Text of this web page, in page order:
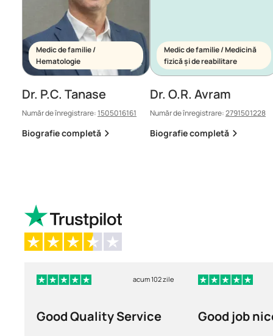
Medic de familie /
Hematologie
Dr. P.C. Tanase
Număr de înregistrare:1505016161
Biografie completă
Medic de familie / Medicină
fizică și de reabilitare
Dr. O.R. Avram
Număr de înregistrare:2791501228
Biografie completă
acum 102 zile
Good Quality Service Good job